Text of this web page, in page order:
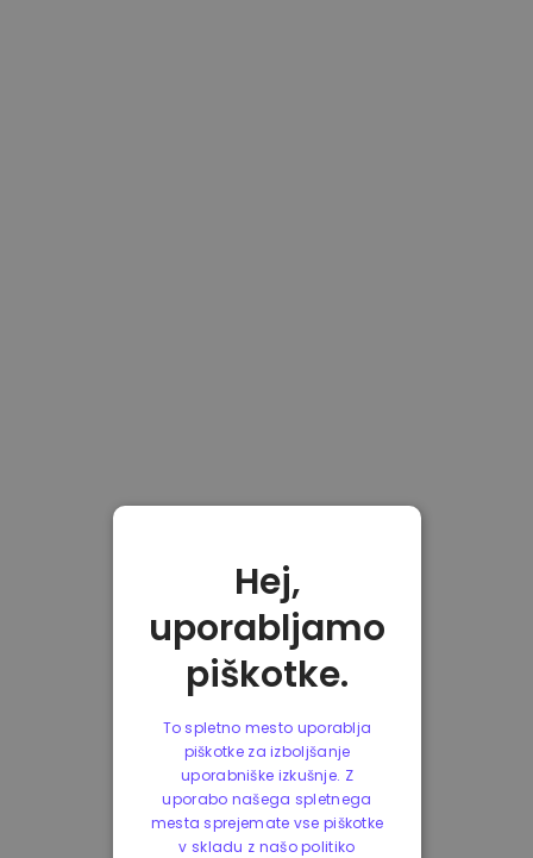
Hej,
uporabljamo
piškotke.
To spletno mesto uporablja
piškotke za izboljšanje
uporabniške izkušnje. Z
uporabo našega spletnega
mesta sprejemate vse piškotke
v skladu z našo politiko